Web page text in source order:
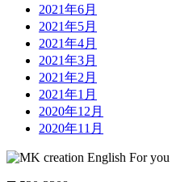
2021年6月
2021年5月
2021年4月
2021年3月
2021年2月
2021年1月
2020年12月
2020年11月